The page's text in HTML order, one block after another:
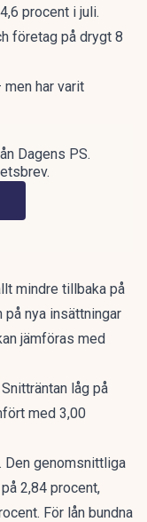
procent i juli.
företag på drygt 8
men har varit
Dagens PS.
mindre tillbaka på
på nya insättningar
jämföras med
låg på
med 3,00
Den genomsnittliga
2,84 procent,
För lån bundna